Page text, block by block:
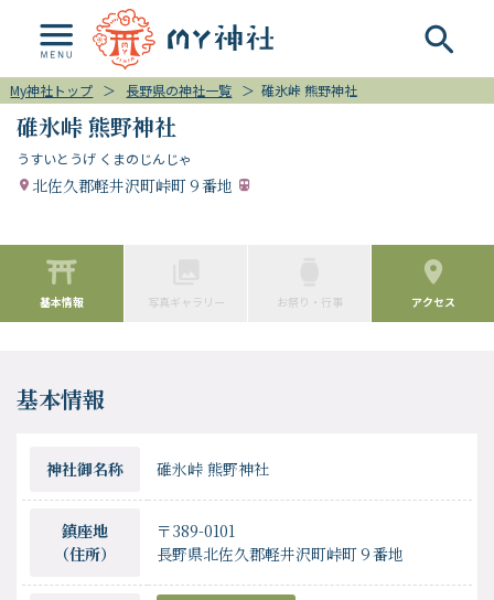
My神社トップ ＞ 長野県の神社一覧 ＞ 碓氷峠 熊野神社
碓氷峠 熊野神社
うすいとうげ くまのじんじゃ
北佐久郡軽井沢町峠町９番地
基本情報 写真ギャラリー お祭り・行事 アクセス
基本情報
神社御名称 碓氷峠 熊野神社
鎮座地
（住所）
〒389-0101
長野県北佐久郡軽井沢町峠町９番地